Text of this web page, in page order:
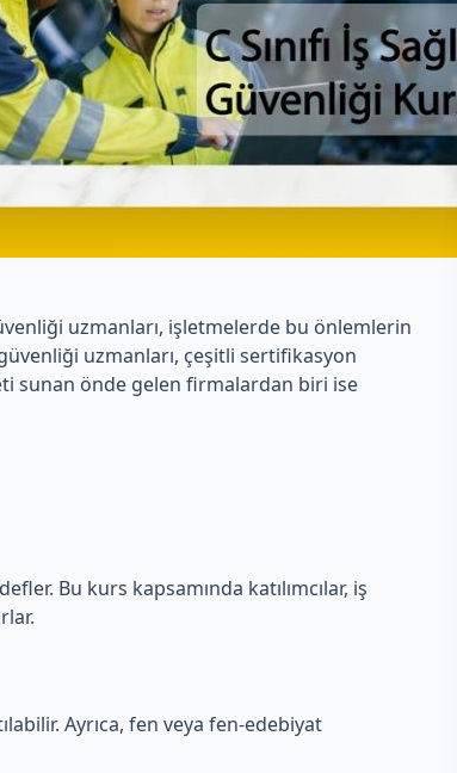
uzmanları, işletmelerde bu önlemlerin
uzmanları, çeşitli sertifikasyon
sunan önde gelen firmalardan biri ise
Bu kurs kapsamında katılımcılar, iş
Ayrıca, fen veya fen-edebiyat